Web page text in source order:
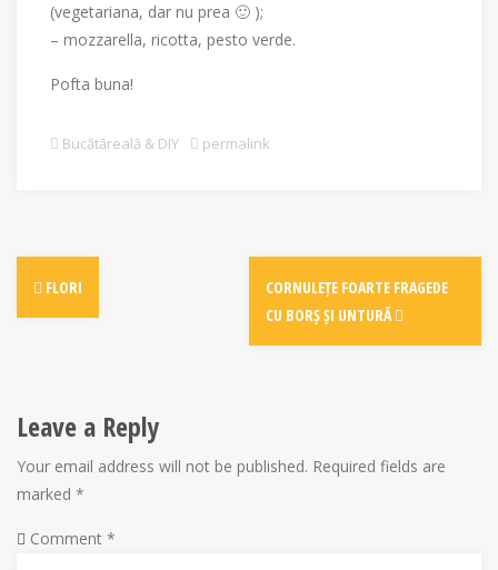
(vegetariana, dar nu prea 🙂 );
– mozzarella, ricotta, pesto verde.
Pofta buna!
Bucătăreală & DIY permalink
Post
navigation
FLORI
CORNULEȚE FOARTE FRAGEDE
CU BORȘ ȘI UNTURĂ
Leave a Reply
Your email address will not be published. Required fields are
marked *
Comment *